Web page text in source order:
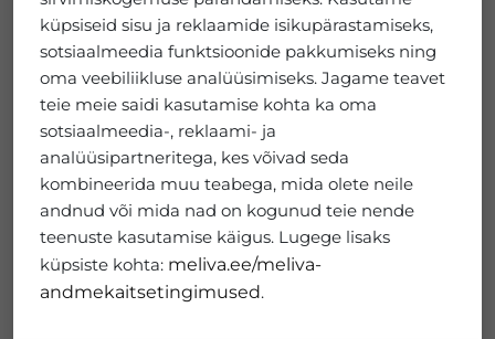
küpsiseid sisu ja reklaamide isikupärastamiseks,
sotsiaalmeedia funktsioonide pakkumiseks ning
oma veebiliikluse analüüsimiseks. Jagame teavet
teie meie saidi kasutamise kohta ka oma
sotsiaalmeedia-, reklaami- ja
analüüsipartneritega, kes võivad seda
kombineerida muu teabega, mida olete neile
andnud või mida nad on kogunud teie nende
teenuste kasutamise käigus. Lugege lisaks
küpsiste kohta: meliva.ee/meliva-
andmekaitsetingimused.